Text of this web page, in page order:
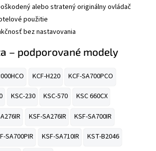
alebo stratený originálny ovládač
použitie
bez nastavovania
– podporované modely
KCF-H220 KCF-SA700PCO
KSC-230 KSC-570 KSC 660CX
KSF-SA276IR KSF-SA700IR
SA700PIR KSF-SA710IR KST-B2046